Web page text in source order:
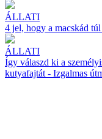
ÁLLATI
4 jel, hogy a macskád
ÁLLATI
Így válaszd ki a
kutyafajtát - Izgalmas